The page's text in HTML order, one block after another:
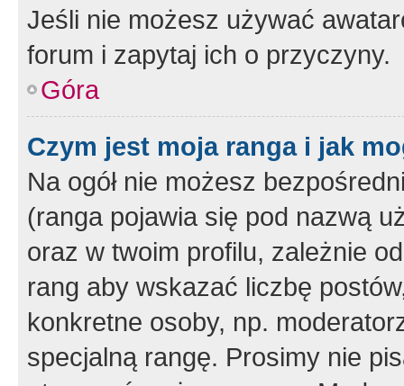
Jeśli nie możesz używać
forum i zapytaj ich o przyczyny.
Góra
Czym jest moja ranga i jak
Na ogół nie możesz
(ranga pojawia się pod nazwą
oraz w twoim profilu, zależnie
rang aby wskazać liczbę
konkretne osoby, np.
specjalną rangę. Prosimy nie